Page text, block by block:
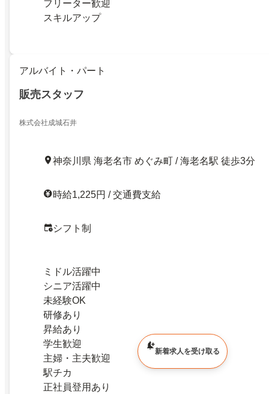
フリーター歓迎
スキルアップ
アルバイト・パート
販売スタッフ
株式会社成城石井
神奈川県 海老名市 めぐみ町 / 海老名駅 徒歩3分
時給1,225円 / 交通費支給
シフト制
ミドル活躍中
シニア活躍中
未経験OK
研修あり
昇給あり
学生歓迎
主婦・主夫歓迎
駅チカ
正社員登用あり
新着求人を受け取る